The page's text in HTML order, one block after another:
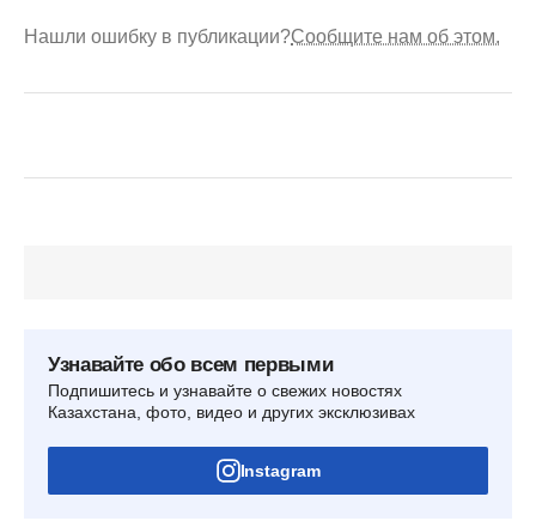
Нашли ошибку в публикации?Сообщите нам об этом.
Узнавайте обо всем первыми
Подпишитесь и узнавайте о свежих новостях
Казахстана, фото, видео и других эксклюзивах
Instagram